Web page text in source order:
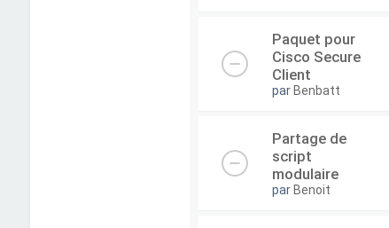
Paquet pour
Cisco Secure
Client
par Benbatt
Partage de
script
modulaire
par Benoit